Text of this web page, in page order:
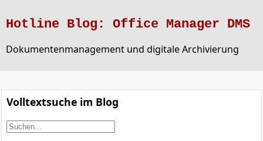
Hotline Blog: Office Manager DMS
Dokumentenmanagement und digitale Archivierung
Volltextsuche im Blog